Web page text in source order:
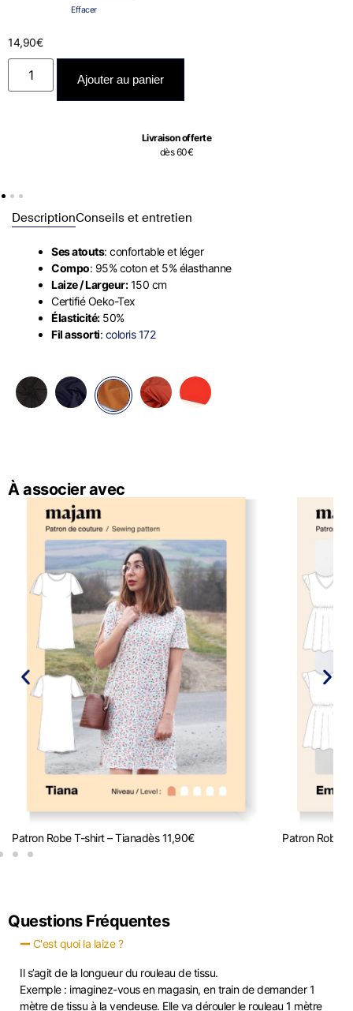
Effacer
14,90€
Ajouter au panier
Livraison offerte
dès 60€
DescriptionConseils et entretien
Ses atouts: confortable et léger
Compo: 95% coton et 5% élasthanne
Laize / Largeur:150 cm
Certifié Oeko-Tex
Élasticité:50%
Fil assorti: coloris 172
À associer avec
Patron Robe T-shirt – Tianadès11,90€ Patron Robe
Questions Fréquentes
C'est quoi la laize ?
Il s’agit de la longueur du rouleau de tissu.
Exemple : imaginez-vous en magasin, en train de demander 1
mètre de tissu à la vendeuse. Elle va dérouler le rouleau 1 mètre